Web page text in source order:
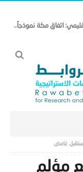
الأمن الإقليمي: اتفاق مكة نموذجاً..
غامض
مؤلم